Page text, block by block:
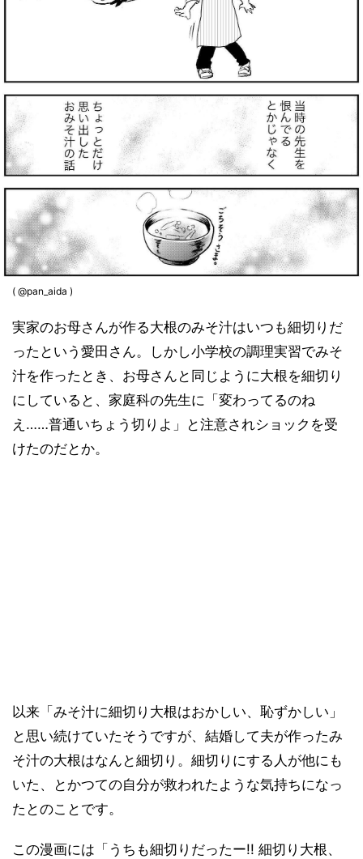
( @pan_aida )
実家のお母さんが作る大根のみそ汁はいつも細切りだ
ったという愛田さん。しかし小学校の調理実習でみそ
汁を作ったとき、お母さんと同じように大根を細切り
にしていると、家庭科の先生に「変わってるのね
え……普通いちょう切りよ」と注意されショックを受
けたのだとか。
以来「みそ汁に細切り大根はおかしい、恥ずかしい」
と思い続けていたそうですが、結婚して夫が作ったみ
そ汁の大根はなんと細切り。細切りにする人が他にも
いた、とかつての自分が救われたような気持ちになっ
たとのことです。
この漫画には「うちも細切りだったー!! 細切り大根、